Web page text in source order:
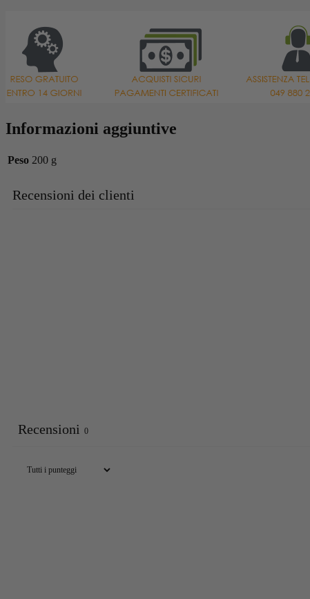
Informazioni aggiuntive
Peso 200 g
Recensioni dei clienti
Recensioni 0